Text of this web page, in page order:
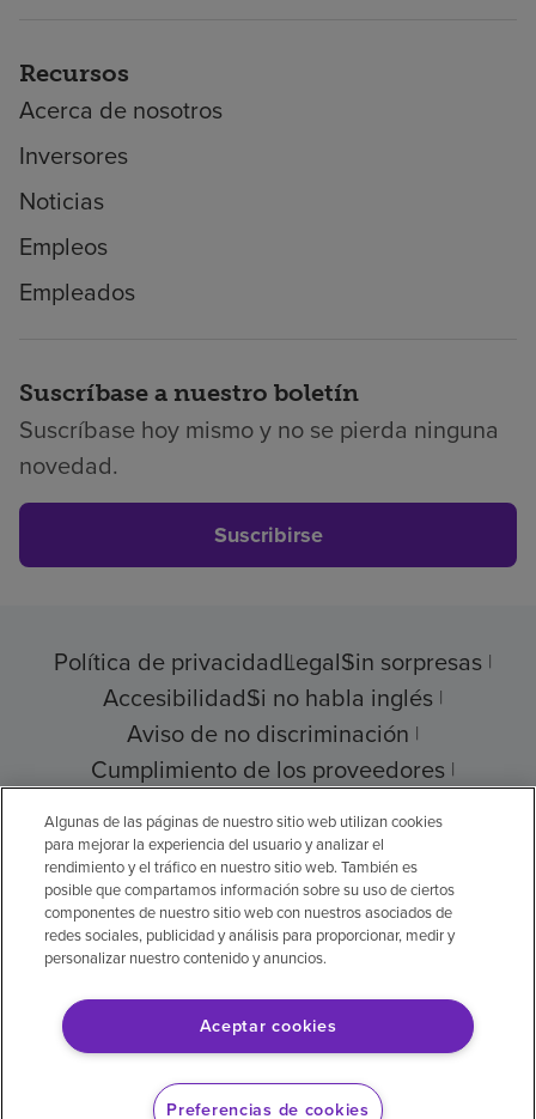
Recursos
Acerca de nosotros
Inversores
Noticias
Empleos
Empleados
Suscríbase a nuestro boletín
Suscríbase hoy mismo y no se pierda ninguna
novedad.
Suscribirse
Política de privacidadLegalSin sorpresas
AccesibilidadSi no habla inglés
Aviso de no discriminación
Cumplimiento de los proveedores
Transparencia de precios
© 2026 Encompass Health Corporation
Preferencias de cookies
Aviso legal: Se tradujo con la ayuda de
inteligencia artificial (IA). La versión en inglés
Algunas de las páginas de nuestro sitio web utilizan cookies
para mejorar la experiencia del usuario y analizar el
rendimiento y el tráfico en nuestro sitio web. También es
posible que compartamos información sobre su uso de ciertos
componentes de nuestro sitio web con nuestros asociados de
redes sociales, publicidad y análisis para proporcionar, medir y
personalizar nuestro contenido y anuncios.
Aceptar cookies
Preferencias de cookies